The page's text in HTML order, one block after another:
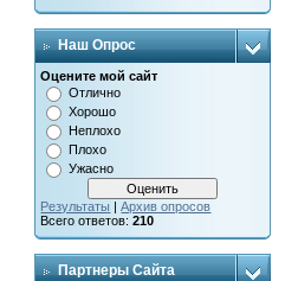
Наш Опрос
Оцените мой сайт
Отлично
Хорошо
Неплохо
Плохо
Ужасно
Результаты |Архив опросов
Всего ответов:210
Партнеры Сайта